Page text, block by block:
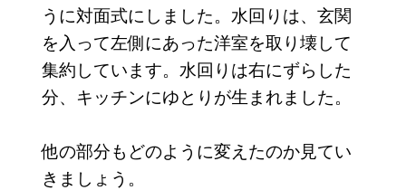
うに対面式にしました。水回りは、玄関
を入って左側にあった洋室を取り壊して
集約しています。水回りは右にずらした
分、キッチンにゆとりが生まれました。
他の部分もどのように変えたのか見てい
きましょう。